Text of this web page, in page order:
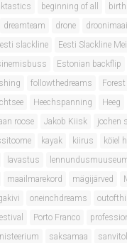
beginning of all
dreamteam drone
slackline
Eesti Slackline
Estonian backflip
followthedreams
Heechspanning
Heeg
roose Jakob Kiisk
jochen
kayak kiirus
köiel
lavastus
maailmarekord mägijärved
oneinchdreams
Porto Franco
saksamaa